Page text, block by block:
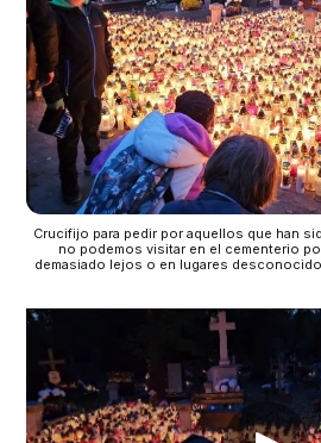
Crucifijo para pedir por aquellos que han
no podemos visitar en el cementerio
demasiado lejos o en lugares